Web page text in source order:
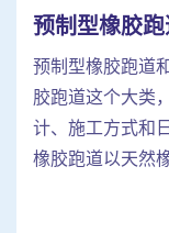
预制型橡胶
预制型橡胶跑道
胶跑道这个大类
计、施工方式和
橡胶跑道以天然